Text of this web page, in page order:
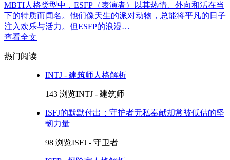
MBTI人格类型中，ESFP（表演者）以其热情、外向和活在当
下的特质而闻名。他们像天生的派对动物，总能将平凡的日子
注入欢乐与活力。但ESFP的浪漫…
查看全文
热门阅读
INTJ - 建筑师人格解析
143 浏览INTJ - 建筑师
ISFJ的默默付出：守护者无私奉献却常被低估的坚
韧力量
98 浏览ISFJ - 守卫者